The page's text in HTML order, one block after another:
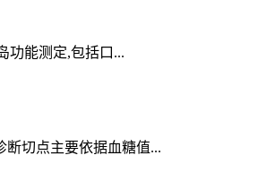
功能测定,包括口...
断切点主要依据血糖值...